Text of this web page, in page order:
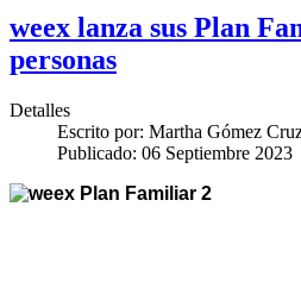
weex lanza sus Plan
personas
Detalles
Escrito por: Martha Gómez
Publicado: 06 Septiembre 2023